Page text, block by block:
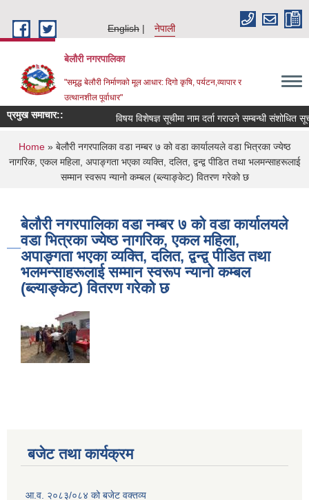
English
नेपाली
बेलौरी नगरपालिका
"समृद्ध बेलौरी निर्माणको मूल आधार: दिगो कृषि, पर्यटन,व्यापार र
उत्थानशील पूर्वाधार"
प्रमुख समाचार:: विषय विशेषज्ञ सूचीमा नाम दर्ता गराउने सम्बन्धी संशोधित सूचना ।
You are here
Home » बेलौरी नगरपालिका वडा नम्बर ७ को वडा कार्यालयले वडा भित्रका ज्येष्ठ
नागरिक, एकल महिला, अपाङ्गता भएका व्यक्ति, दलित, द्वन्द्व पीडित तथा भलमन्साहरूलाई
सम्मान स्वरूप न्यानो कम्बल (ब्ल्याङ्केट) वितरण गरेको छ
बेलौरी नगरपालिका वडा नम्बर ७ को वडा कार्यालयले
वडा भित्रका ज्येष्ठ नागरिक, एकल महिला,
अपाङ्गता भएका व्यक्ति, दलित, द्वन्द्व पीडित तथा
भलमन्साहरूलाई सम्मान स्वरूप न्यानो कम्बल
(ब्ल्याङ्केट) वितरण गरेको छ
बजेट तथा कार्यक्रम
आ.व. २०८३/०८४ को बजेट वक्तव्य